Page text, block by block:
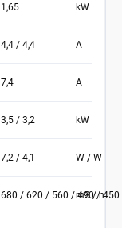
1,65 kW
4,4 / 4,4 A
7,4 A
3,5 / 3,2 kW
7,2 / 4,1 W / W
680 / 620 / 560 / 490 /
m3 / h